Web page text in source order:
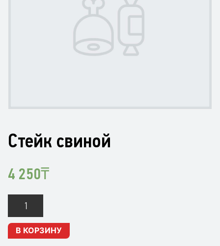
Стейк свиной
4 250₸
Стейк
свиной
В КОРЗИНУ